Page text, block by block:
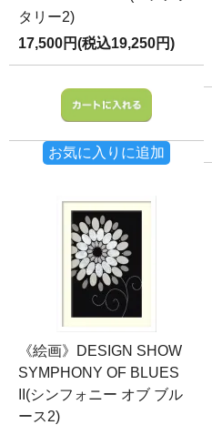
タリー2)
17,500円(税込19,250円)
お気に入りに追加
《絵画》DESIGN SHOW
SYMPHONY OF BLUES
II(シンフォニー オブ ブル
ース2)